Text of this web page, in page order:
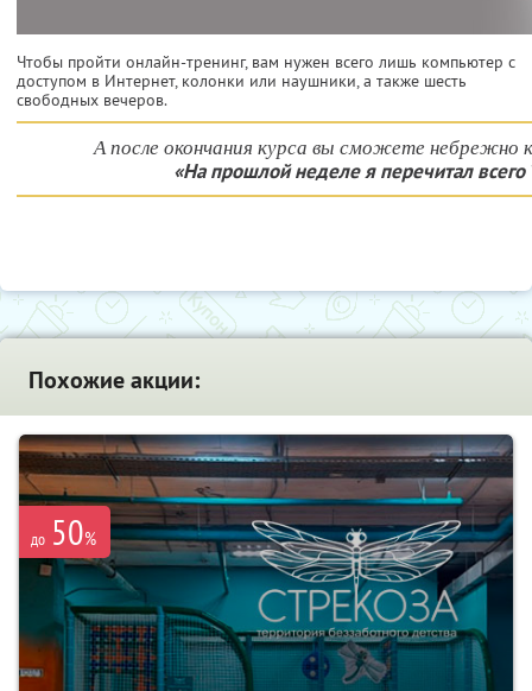
Чтобы пройти онлайн-тренинг, вам нужен всего лишь компьютер с
доступом в Интернет, колонки или наушники, а также шесть
свободных вечеров.
А после окончания курса вы сможете небрежно
«На прошлой неделе я перечитал всего
Похожие акции:
до 50%